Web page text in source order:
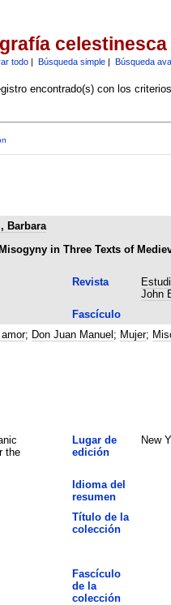
celestinesca
todo| Búsqueda simple| Búsqueda
encontrado(s) con los
Barbara
in Three Texts of
Revista
John
Fascículo
amor; Don Juan Manuel ; Mujer;
the
Lugar de
edición
New
Idioma del
resumen
Título de la
colección
Fascículo
de la
colección